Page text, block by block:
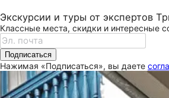
Экскурсии и туры от экспертов
Классные места, скидки и интересные
Подписаться
Нажимая «Подписаться», вы даете